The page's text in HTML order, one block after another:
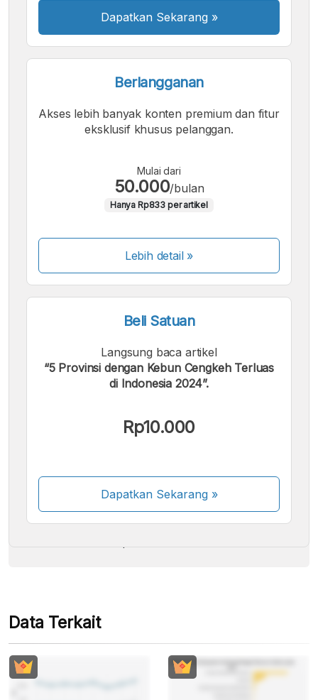
Dapatkan Sekarang »
Berlangganan
Akses lebih banyak konten premium dan fitur
eksklusif khusus pelanggan.
Mulai dari
50.000/bulan
Hanya Rp833 per artikel
Lebih detail »
Beli Satuan
Langsung baca artikel
“5 Provinsi dengan Kebun Cengkeh Terluas
di Indonesia 2024”.
Rp10.000
Dapatkan Sekarang»
Kami menerima pembayaran berikut:
Beberapa metode pembayaran masih dalam
Data Terkait